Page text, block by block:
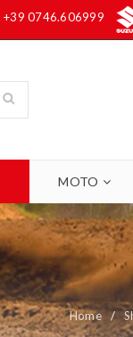
+39 0746.606999
MOTO
Home /